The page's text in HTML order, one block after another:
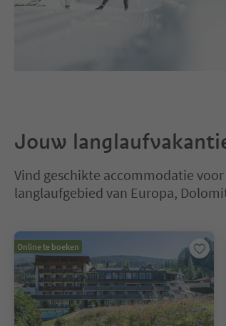
Jouw
Vind geschikte accommodatie
langlaufgebied van Europa,
Online te boeken